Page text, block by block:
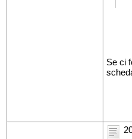
Se ci